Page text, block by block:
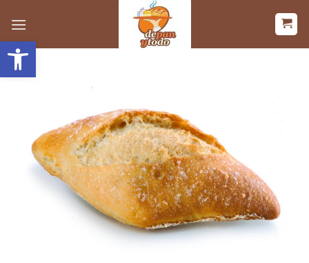
Abrir barra de herramientas
contenido